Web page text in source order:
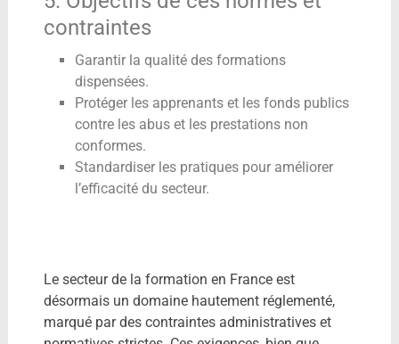
contraintes
Garantir la qualité des formations
dispensées.
Protéger les apprenants et les fonds publics
contre les abus et les prestations non
conformes.
Standardiser les pratiques pour améliorer
l’efficacité du secteur.
Le secteur de la formation en France est
désormais un domaine hautement réglementé,
marqué par des contraintes administratives et